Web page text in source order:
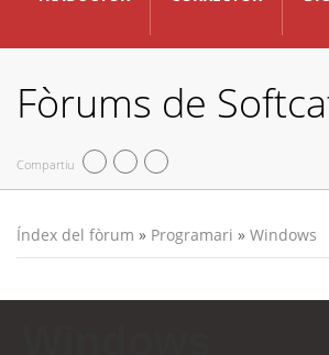
Fòrums de
Compartiu
Índex del fòrum » Programari » Windows